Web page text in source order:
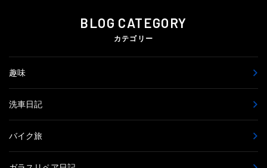
BLOG CATEGORY
カテゴリー
趣味
洗車日記
バイク旅